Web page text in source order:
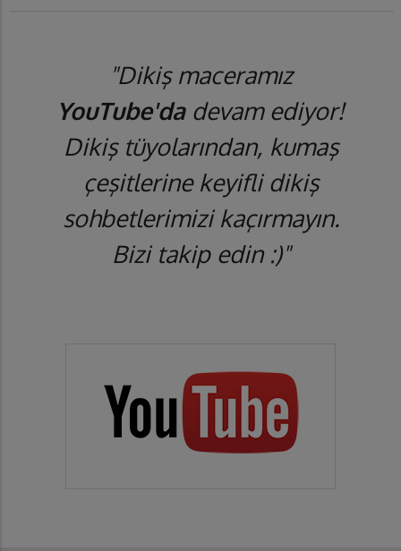
"Dikiş maceramız
YouTube'dadevam ediyor!
Dikiş tüyolarından, kumaş
çeşitlerine keyifli dikiş
sohbetlerimizi kaçırmayın.
Bizi takip edin :)"